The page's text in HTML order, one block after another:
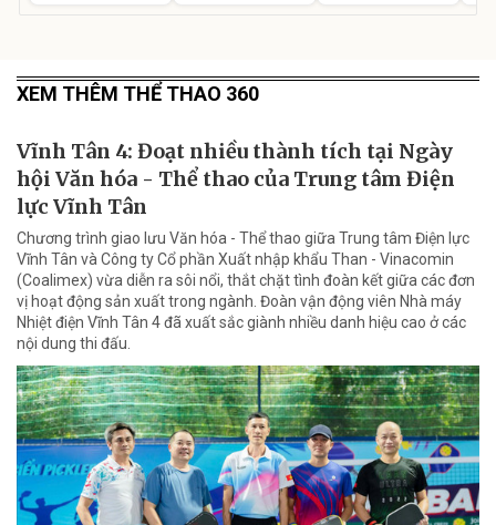
XEM THÊM THỂ THAO 360
Vĩnh Tân 4: Đoạt nhiều thành tích tại Ngày
hội Văn hóa - Thể thao của Trung tâm Điện
lực Vĩnh Tân
Chương trình giao lưu Văn hóa - Thể thao giữa Trung tâm Điện lực
Vĩnh Tân và Công ty Cổ phần Xuất nhập khẩu Than - Vinacomin
(Coalimex) vừa diễn ra sôi nổi, thắt chặt tình đoàn kết giữa các đơn
vị hoạt động sản xuất trong ngành. Đoàn vận động viên Nhà máy
Nhiệt điện Vĩnh Tân 4 đã xuất sắc giành nhiều danh hiệu cao ở các
nội dung thi đấu.